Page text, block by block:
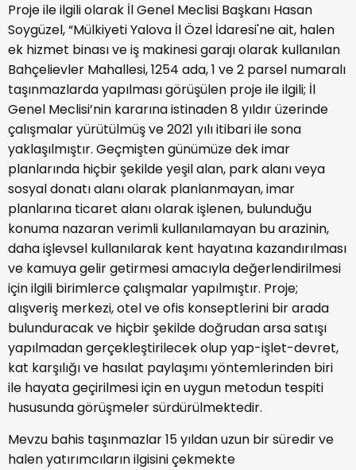
Proje ile ilgili olarak İl Genel Meclisi Başkanı Hasan
Soygüzel, “Mülkiyeti Yalova İl Özel İdaresi'ne ait, halen
ek hizmet binası ve iş makinesi garajı olarak kullanılan
Bahçelievler Mahallesi, 1254 ada, 1 ve 2 parsel numaralı
taşınmazlarda yapılması görüşülen proje ile ilgili; İl
Genel Meclisi’nin kararına istinaden 8 yıldır üzerinde
çalışmalar yürütülmüş ve 2021 yılı itibari ile sona
yaklaşılmıştır. Geçmişten günümüze dek imar
planlarında hiçbir şekilde yeşil alan, park alanı veya
sosyal donatı alanı olarak planlanmayan, imar
planlarına ticaret alanı olarak işlenen, bulunduğu
konuma nazaran verimli kullanılamayan bu arazinin,
daha işlevsel kullanılarak kent hayatına kazandırılması
ve kamuya gelir getirmesi amacıyla değerlendirilmesi
için ilgili birimlerce çalışmalar yapılmıştır. Proje;
alışveriş merkezi, otel ve ofis konseptlerini bir arada
bulunduracak ve hiçbir şekilde doğrudan arsa satışı
yapılmadan gerçekleştirilecek olup yap-işlet-devret,
kat karşılığı ve hasılat paylaşımı yöntemlerinden biri
ile hayata geçirilmesi için en uygun metodun tespiti
hususunda görüşmeler sürdürülmektedir.
Mevzu bahis taşınmazlar 15 yıldan uzun bir süredir ve
halen yatırımcıların ilgisini çekmekte